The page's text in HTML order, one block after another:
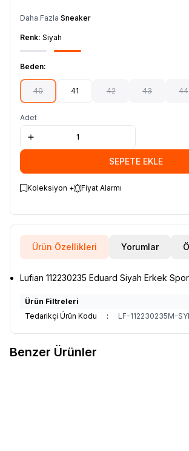
Daha Fazla Sneaker
Renk: Siyah
Beden:
40 41 42 43 44
Adet
SEPETE EKLE
Koleksiyon + Fiyat Alarmı
Ürün Özellikleri Yorumlar
Lufian 112230235 Eduard Siyah Erkek
Ürün Filtreleri
Tedarikçi Ürün Kodu
: LF-112230235M-
Benzer Ürünler